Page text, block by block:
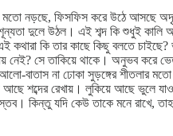
মতো নড়ছে, ফিসফিস করে উঠে আসছে
দুলে উঠল। এই শব্দ কি শুধুই কালি
কথারা কি তার কাছে কিছু বলতে চাইছে?
নেই? সে তাকিয়ে থাকে। অনুভব করে
বাতাস না ঢোকা সুড়ঙ্গের শীতলার
আছে শব্দের রেখায়। লুকিয়ে আছে ভুলে
কিন্তু যদি কেউ তাকে মনে রাখে,